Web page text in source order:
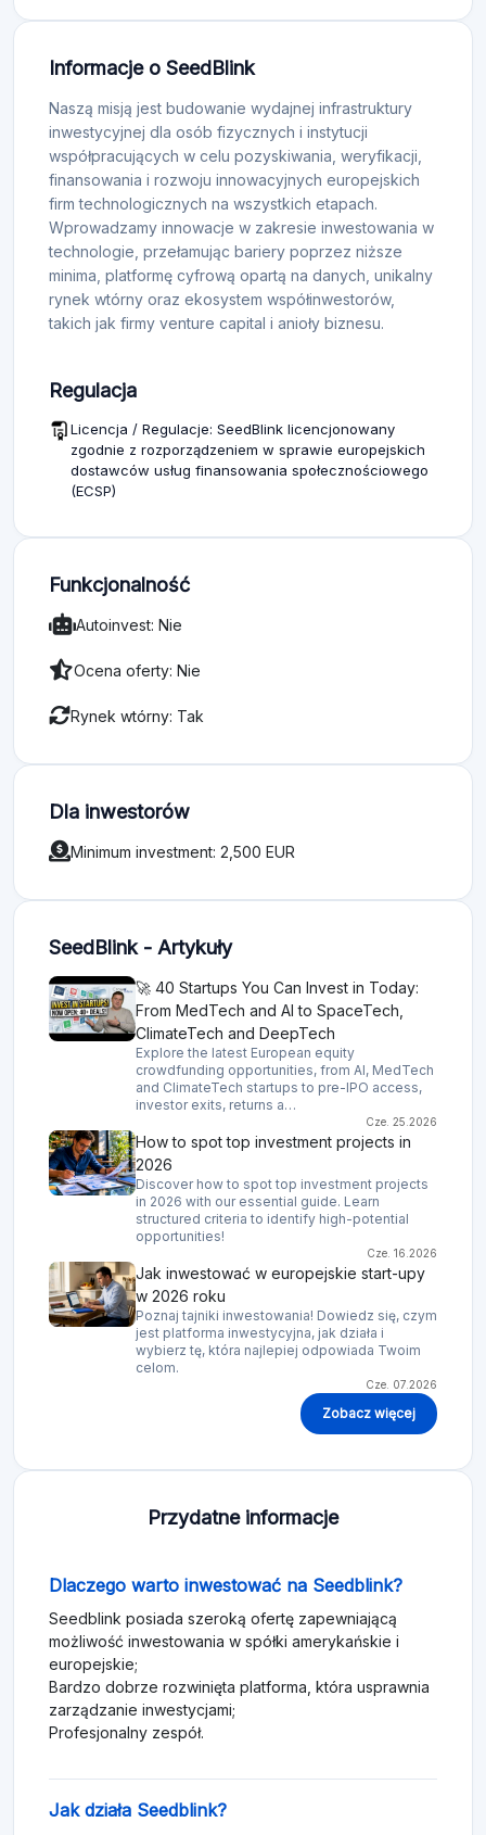
Informacje o SeedBlink
Naszą misją jest budowanie wydajnej infrastruktury
inwestycyjnej dla osób fizycznych i instytucji
współpracujących w celu pozyskiwania, weryfikacji,
finansowania i rozwoju innowacyjnych europejskich
firm technologicznych na wszystkich etapach.
Wprowadzamy innowacje w zakresie inwestowania w
technologie, przełamując bariery poprzez niższe
minima, platformę cyfrową opartą na danych, unikalny
rynek wtórny oraz ekosystem współinwestorów,
takich jak firmy venture capital i anioły biznesu.
Regulacja
Licencja / Regulacje: SeedBlink licencjonowany
zgodnie z rozporządzeniem w sprawie europejskich
dostawców usług finansowania społecznościowego
(ECSP)
Funkcjonalność
Autoinvest: Nie
Ocena oferty: Nie
Rynek wtórny: Tak
Dla inwestorów
Minimum investment: 2,500 EUR
SeedBlink - Artykuły
🚀 40 Startups You Can Invest in Today:
From MedTech and AI to SpaceTech,
ClimateTech and DeepTech
Explore the latest European equity
crowdfunding opportunities, from AI, MedTech
and ClimateTech startups to pre-IPO access,
investor exits, returns a…
Cze. 25.2026
How to spot top investment projects in
2026
Discover how to spot top investment projects
in 2026 with our essential guide. Learn
structured criteria to identify high-potential
opportunities!
Cze. 16.2026
Jak inwestować w europejskie start-upy
w 2026 roku
Poznaj tajniki inwestowania! Dowiedz się, czym
jest platforma inwestycyjna, jak działa i
wybierz tę, która najlepiej odpowiada Twoim
celom.
Cze. 07.2026
Zobacz więcej
Przydatne informacje
Dlaczego warto inwestować na Seedblink?
Seedblink posiada szeroką ofertę zapewniającą
możliwość inwestowania w spółki amerykańskie i
europejskie;
Bardzo dobrze rozwinięta platforma, która usprawnia
zarządzanie inwestycjami;
Profesjonalny zespół.
Jak działa Seedblink?